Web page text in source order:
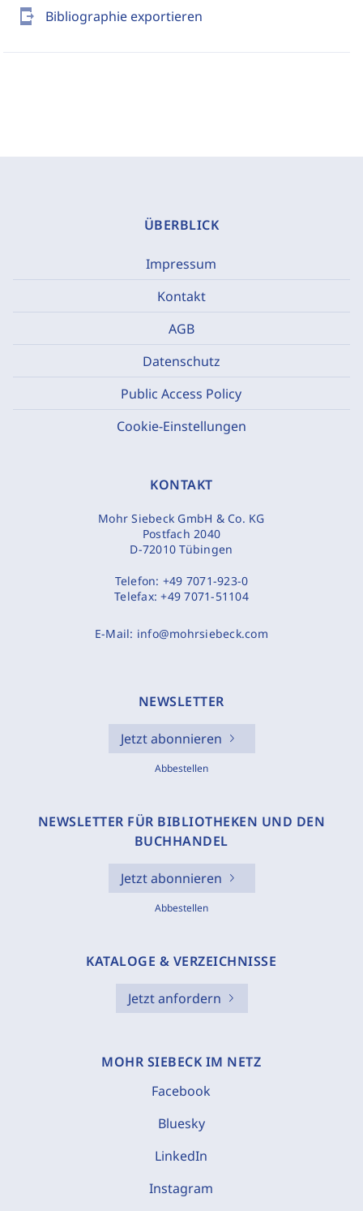
send_to_mobile Bibliographie exportieren
ÜBERBLICK
Impressum
Kontakt
AGB
Datenschutz
Public Access Policy
Cookie-Einstellungen
KONTAKT
Mohr Siebeck GmbH & Co. KG
Postfach 2040
D-72010 Tübingen
Telefon: +49 7071-923-0
Telefax:+49 7071-51104
E-Mail: info@mohrsiebeck.com
NEWSLETTER
Jetzt abonnieren
Abbestellen
NEWSLETTER FÜR BIBLIOTHEKEN UND DEN
BUCHHANDEL
Jetzt abonnieren
Abbestellen
KATALOGE & VERZEICHNISSE
Jetzt anfordern
MOHR SIEBECK IM NETZ
Facebook
Bluesky
LinkedIn
Instagram